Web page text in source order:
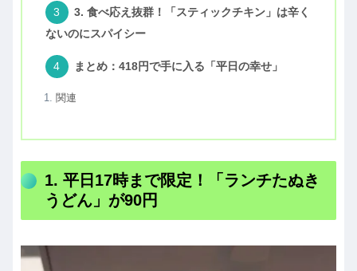
3. 食べ応え抜群！「スティックチキン」は辛く
ないのにスパイシー
まとめ：418円で手に入る「平日の幸せ」
関連
1. 平日17時まで限定！「ランチたぬき
うどん」が90円